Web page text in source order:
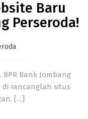
Baru
Perseroda!
Bank Jombang
di rancanglah situs
[…]